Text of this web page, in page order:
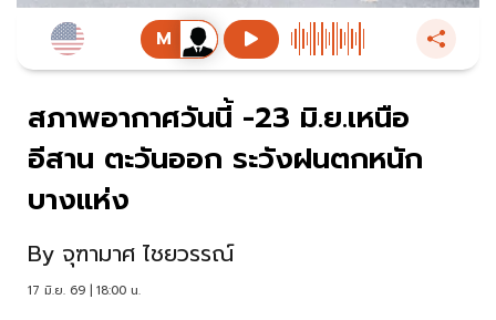
สภาพอากาศวันนี้ -23 มิ.ย.เหนือ
อีสาน ตะวันออก ระวังฝนตกหนัก
บางแห่ง
By จุฑามาศ ไชยวรรณ์
17 มิ.ย. 69 | 18:00 น.